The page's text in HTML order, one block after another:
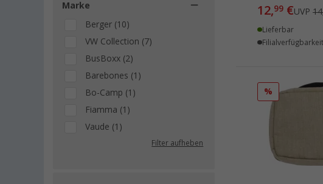
Marke
Berger (10)
VW Collection (7)
BusBoxx (2)
Barebones (1)
Bo-Camp (1)
Fiamma (1)
Vaude (1)
Filter aufheben
12,99 €UVP
Lieferbar
%